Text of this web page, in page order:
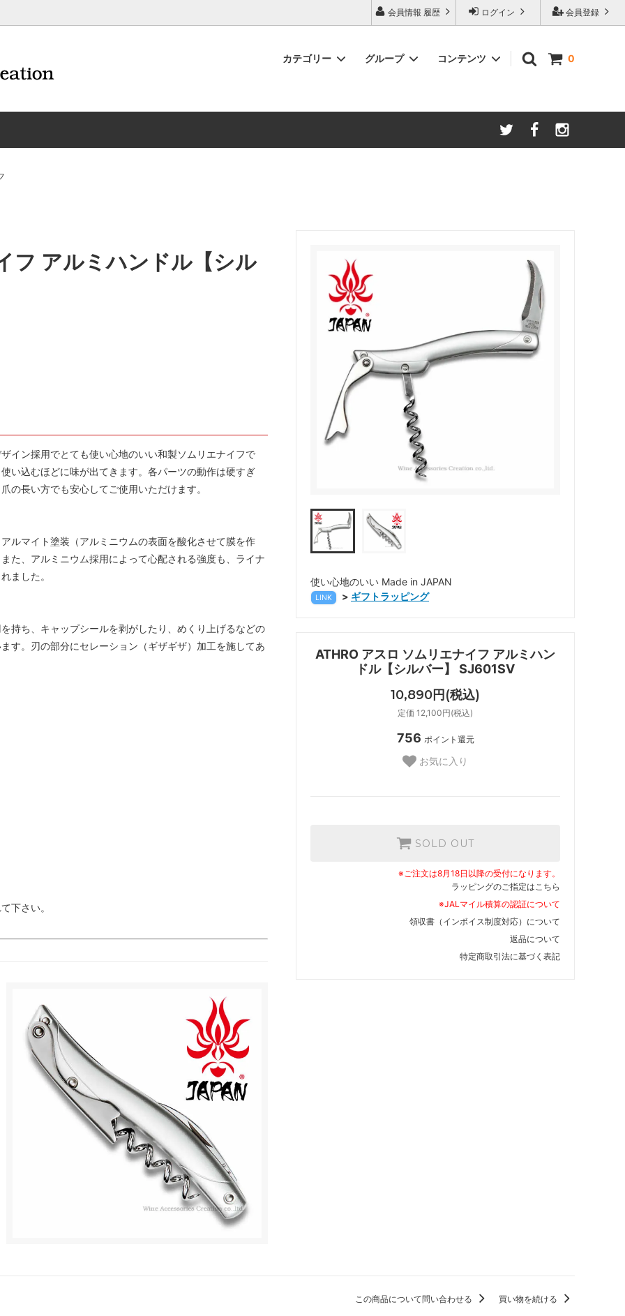
会員登録
ログイン
会員情報 履歴
0
カテゴリー
その他のソムリエナイフ
コレクション(ラベル,コルク等)
グループ
ブランド・メーカー・種類別
便利なデジものグッズ
試飲会・ワイン会におすすめ商品
コンテンツ
ラギオールの偽物にご注意くだ サイトマップ ギフトラッピングについて
使い心地のいい Made in JAPAN
LINK > ギフトラッピング
ATHRO アスロ ソムリエナイフ アルミハン
ドル【シルバー】 SJ601SV
10,890円(税込)
定価 12,100円(税込)
756 ポイント還元
お気に入り
SOLD OUT
※ご注文は8月18日以降の受付になります。
ラッピングのご指定はこちら
※JALマイル積算の認証について
領収書（インボイス制度対応）について
返品について
特定商取引法に基づく表記
フ アルミハンドル【シル
イン採用でとても使い心地のいい和製ソムリエナイフで
い込むほどに味が出てきます。各パーツの動作は硬すぎ
の長い方でも安心してご使用いただけます。
ルマイト塗装（アルミニウムの表面を酸化させて膜を作
た、アルミニウム採用によって心配される強度も、ライナ
ました。
持ち、キャップシールを剥がしたり、めくり上げるなどの
す。刃の部分にセレーション（ギザギザ）加工を施してあ
下さい。
この商品について問い合わせる 買い物を続ける